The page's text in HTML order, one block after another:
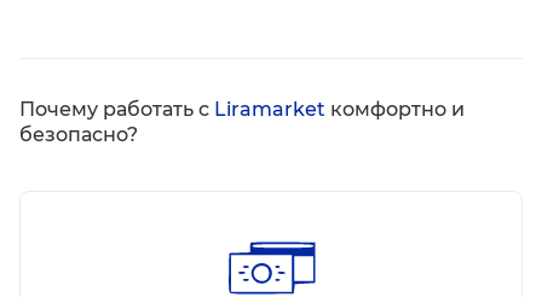
Почему работать с Liramarket комфортно и
безопасно?